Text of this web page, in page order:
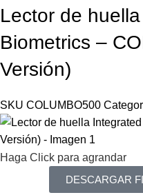
Lector de
Biometrics –
Versión)
SKU COLUMBO500
Haga Click para agrandar
DESCARGAR